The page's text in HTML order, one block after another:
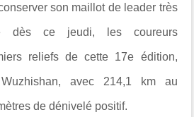
son maillot de leader très
dès ce jeudi, les coureurs
reliefs de cette 17e édition,
avec 214,1 km au
de dénivelé positif.